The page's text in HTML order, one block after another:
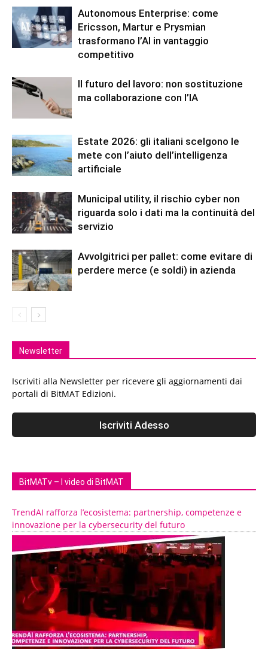
Autonomous Enterprise: come
Ericsson, Martur e Prysmian
trasformano l’AI in vantaggio
competitivo
Il futuro del lavoro: non sostituzione
ma collaborazione con l’IA
Estate 2026: gli italiani scelgono le
mete con l’aiuto dell’intelligenza
artificiale
Municipal utility, il rischio cyber non
riguarda solo i dati ma la continuità del
servizio
Avvolgitrici per pallet: come evitare di
perdere merce (e soldi) in azienda
Newsletter
Iscriviti alla Newsletter per ricevere gli aggiornamenti dai
portali di BitMAT Edizioni.
BitMATv – I video di BitMAT
TrendAI rafforza l’ecosistema: partnership, competenze e
innovazione per la cybersecurity del futuro